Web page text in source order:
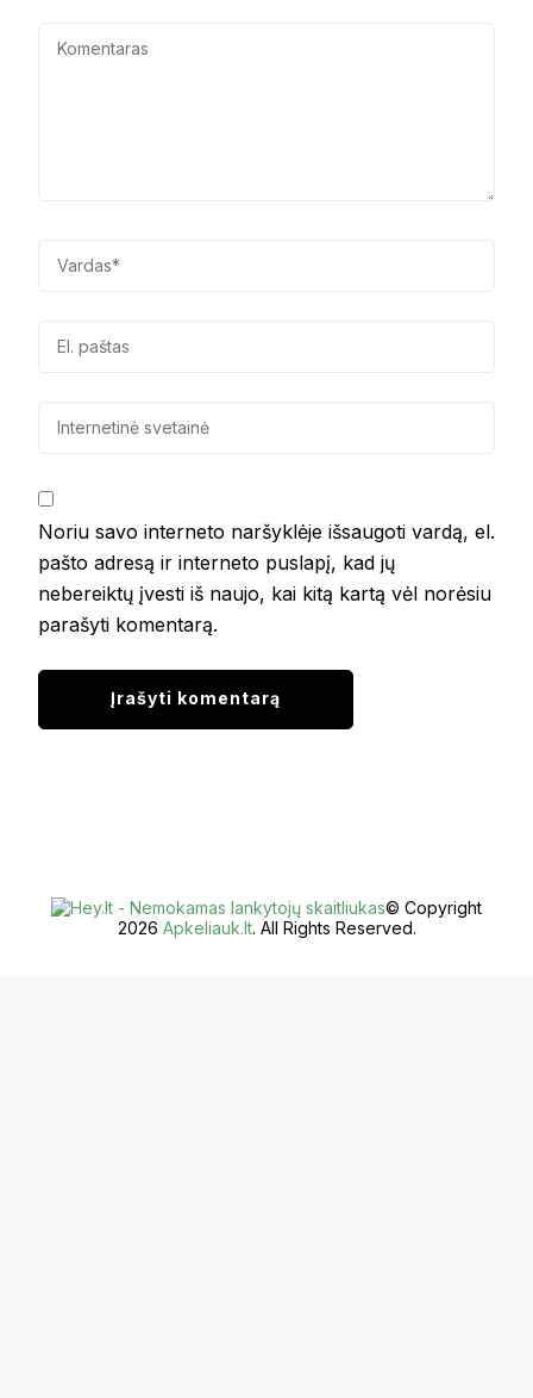
Noriu savo interneto naršyklėje išsaugoti vardą, el.
pašto adresą ir interneto puslapį, kad jų
nebereiktų įvesti iš naujo, kai kitą kartą vėl norėsiu
parašyti komentarą.
© Copyright
2026 Apkeliauk.lt. All Rights Reserved.